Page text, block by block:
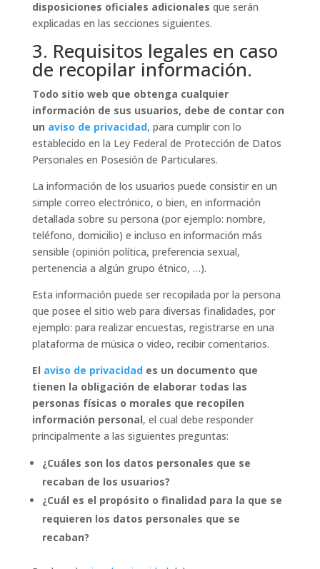
disposiciones oficiales adicionales que serán
explicadas en las secciones siguientes.
3. Requisitos legales en caso
de recopilar información.
Todo sitio web que obtenga cualquier
información de sus usuarios, debe de contar con
un aviso de privacidad, para cumplir con lo
establecido en la Ley Federal de Protección de Datos
Personales en Posesión de Particulares.
La información de los usuarios puede consistir en un
simple correo electrónico, o bien, en información
detallada sobre su persona (por ejemplo: nombre,
teléfono, domicilio) e incluso en información más
sensible (opinión política, preferencia sexual,
pertenencia a algún grupo étnico, …).
Esta información puede ser recopilada por la persona
que posee el sitio web para diversas finalidades, por
ejemplo: para realizar encuestas, registrarse en una
plataforma de música o video, recibir comentarios.
El aviso de privacidades un documento que
tienen la obligación de elaborar todas las
personas físicas o morales que recopilen
información personal, el cual debe responder
principalmente a las siguientes preguntas:
¿Cuáles son los datos personales que se
recaban de los usuarios?
¿Cuál es el propósito o finalidad para la que se
requieren los datos personales que se
recaban?